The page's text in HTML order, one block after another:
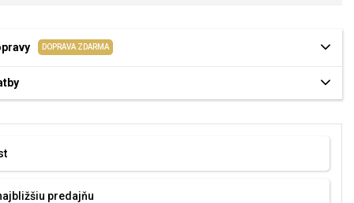
DOPRAVA ZDARMA
predajňu